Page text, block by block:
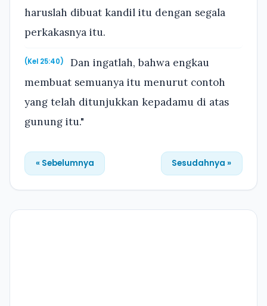
haruslah dibuat kandil itu dengan segala
perkakasnya itu.
(Kel 25:40)
Dan ingatlah, bahwa engkau
membuat semuanya itu menurut contoh
yang telah ditunjukkan kepadamu di atas
gunung itu."
« Sebelumnya Sesudahnya »